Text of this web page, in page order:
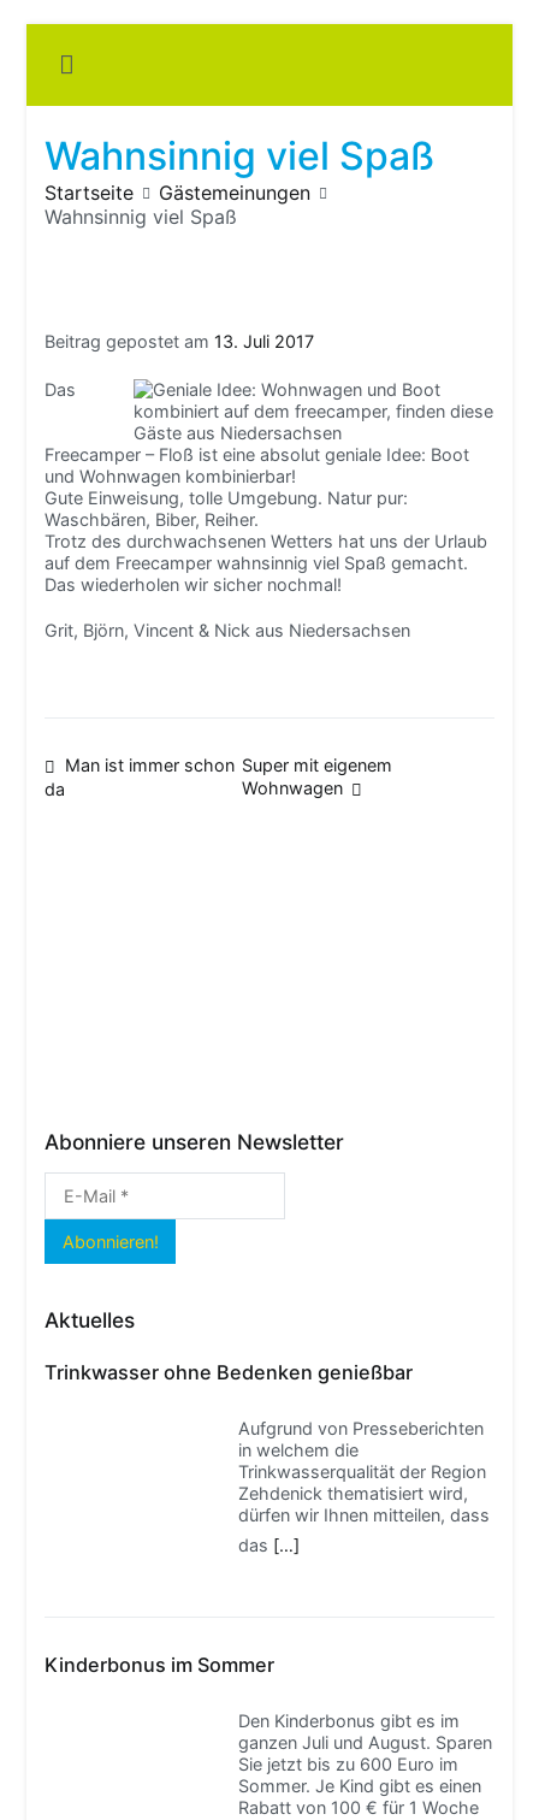
Inhalt
springen
Wahnsinnig viel Spaß
Startseite
Gästemeinungen
Wahnsinnig viel Spaß
Beitrag gepostet am 13. Juli 2017
Das
Freecamper – Floß ist eine absolut geniale Idee: Boot
und Wohnwagen kombinierbar!
Gute Einweisung, tolle Umgebung. Natur pur:
Waschbären, Biber, Reiher.
Trotz des durchwachsenen Wetters hat uns der Urlaub
auf dem Freecamper wahnsinnig viel Spaß gemacht.
Das wiederholen wir sicher nochmal!
Grit, Björn, Vincent & Nick aus Niedersachsen
Beitragsnavigation
Man ist immer schon
da
Super mit eigenem
Wohnwagen
Abonniere unseren Newsletter
Aktuelles
Trinkwasser ohne Bedenken genießbar
Aufgrund von Presseberichten
in welchem die
Trinkwasserqualität der Region
Zehdenick thematisiert wird,
dürfen wir Ihnen mitteilen, dass
das […]
Kinderbonus im Sommer
Den Kinderbonus gibt es im
ganzen Juli und August. Sparen
Sie jetzt bis zu 600 Euro im
Sommer. Je Kind gibt es einen
Rabatt von 100 € für 1 Woche